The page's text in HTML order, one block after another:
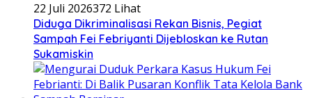
22 Juli 2026372 Lihat
Diduga Dikriminalisasi Rekan Bisnis, Pegiat
Sampah Fei Febriyanti Dijebloskan ke Rutan
Sukamiskin